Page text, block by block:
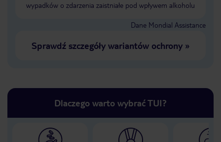
wypadków o zdarzenia zaistniałe pod wpływem alkoholu
Dane Mondial Assistance
Sprawdź szczegóły wariantów ochrony»
Dlaczego warto wybrać TUI?